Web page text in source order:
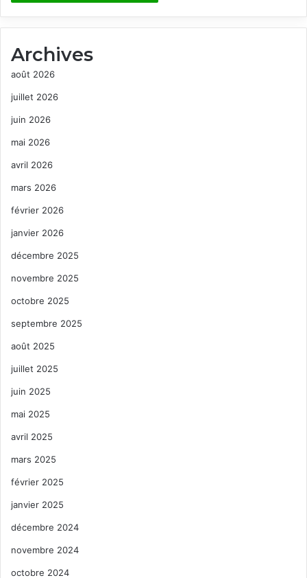
Archives
août 2026
juillet 2026
juin 2026
mai 2026
avril 2026
mars 2026
février 2026
janvier 2026
décembre 2025
novembre 2025
octobre 2025
septembre 2025
août 2025
juillet 2025
juin 2025
mai 2025
avril 2025
mars 2025
février 2025
janvier 2025
décembre 2024
novembre 2024
octobre 2024